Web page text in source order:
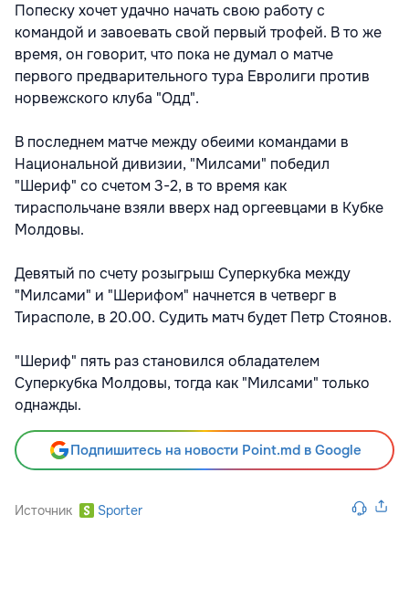
Попеску хочет удачно начать свою работу с
командой и завоевать свой первый трофей. В то же
время, он говорит, что пока не думал о матче
первого предварительного тура Евролиги против
норвежского клуба "Одд".
В последнем матче между обеими командами в
Национальной дивизии, "Милсами" победил
"Шериф" со счетом 3-2, в то время как
тираспольчане взяли вверх над оргеевцами в Кубке
Молдовы.
Девятый по счету розыгрыш Суперкубка между
"Милсами" и "Шерифом" начнется в четверг в
Тирасполе, в 20.00. Судить матч будет Петр Стоянов.
"Шериф" пять раз становился обладателем
Суперкубка Молдовы, тогда как "Милсами" только
однажды.
Подпишитесь на новости Point.md в Google
Источник Sporter